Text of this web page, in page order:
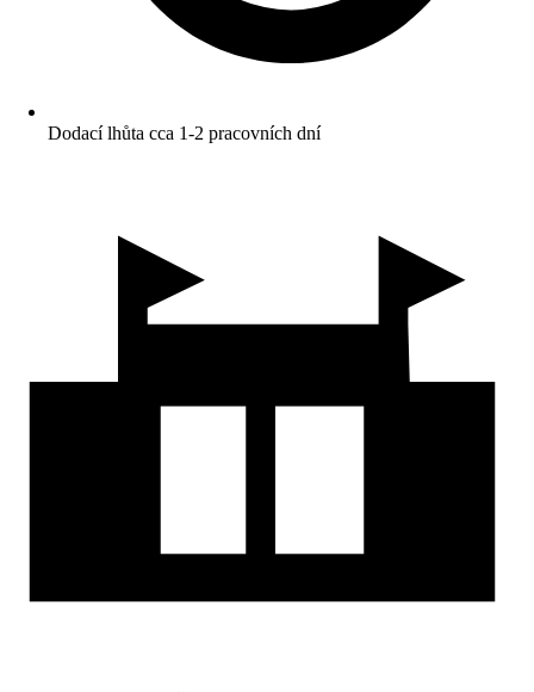
Dodací lhůta cca 1-2 pracovních dní